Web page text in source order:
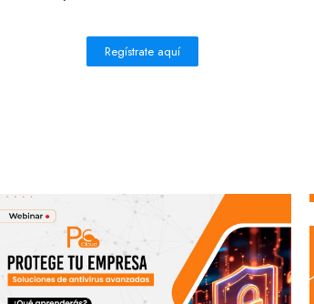
Regístrate aquí